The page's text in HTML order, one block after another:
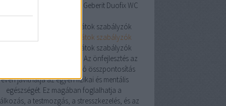
Geberit Duofix WC
Honeywell helyiségtermosztátok szabályzók
Honeywell helyiségtermosztátok szabályzók
Honeywell helyiségtermosztátok szabályzók
Pozitív hatás az egészségre: Az önfejlesztés az
életmódra való összpontosítás
javíthatja az egyén fizikai és mentális
egészségét. Ez magában foglalhatja a
a testmozgás, a stresszkezelés, és az